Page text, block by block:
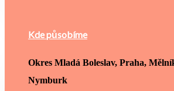
Kde působíme
Okres Mladá Boleslav, Praha,
Nymburk